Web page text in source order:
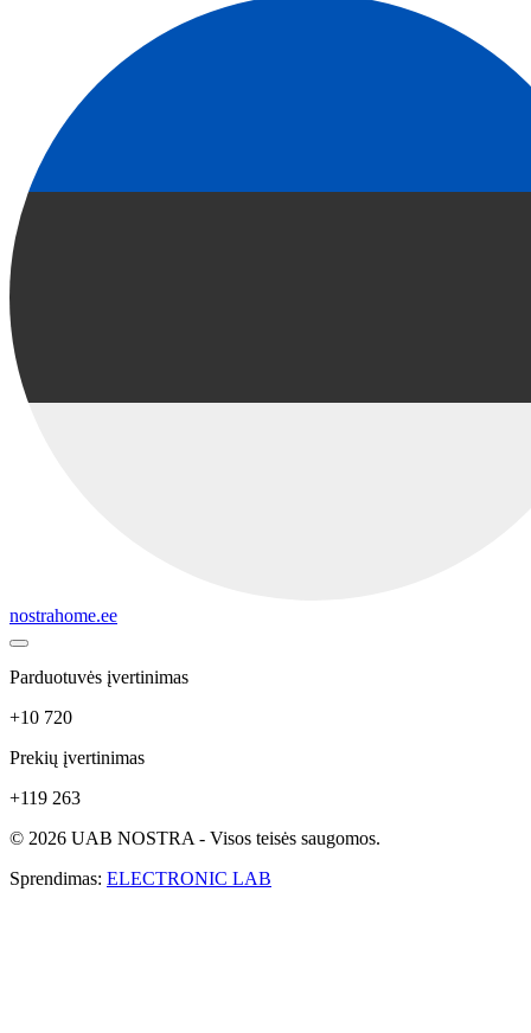
nostrahome.ee
Parduotuvės įvertinimas
+10 720
Prekių įvertinimas
+119 263
© 2026 UAB NOSTRA - Visos teisės saugomos.
Sprendimas: ELECTRONIC LAB